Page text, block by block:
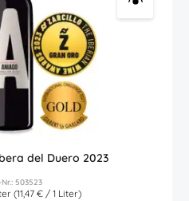
del Duero 2023
503523
(11,47 € / 1 Liter)